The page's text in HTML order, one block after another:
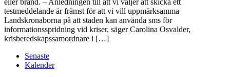
testmeddelande är främst för att vi vill uppmärksamma
Landskronaborna på att staden kan använda sms för
informationsspridning vid kriser, säger Carolina Osvalder,
krisberedskapssamordnare i […]
Senaste
Kalender